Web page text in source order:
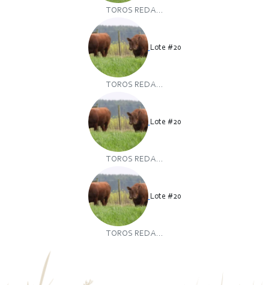
TOROS RED A...
Lote #20
TOROS RED A...
Lote #20
TOROS RED A...
Lote #20
TOROS RED A...